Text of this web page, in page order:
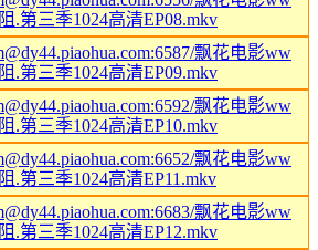
.第三季1024高清EP08.mkv
飘花电影ww
.第三季1024高清EP09.mkv
飘花电影ww
.第三季1024高清EP10.mkv
飘花电影ww
.第三季1024高清EP11.mkv
飘花电影ww
.第三季1024高清EP12.mkv